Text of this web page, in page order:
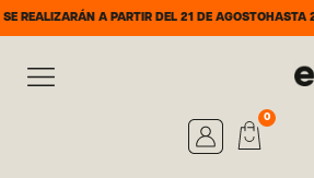
A PARTIR DEL 21 DE AGOSTOHASTA 25% DE
0